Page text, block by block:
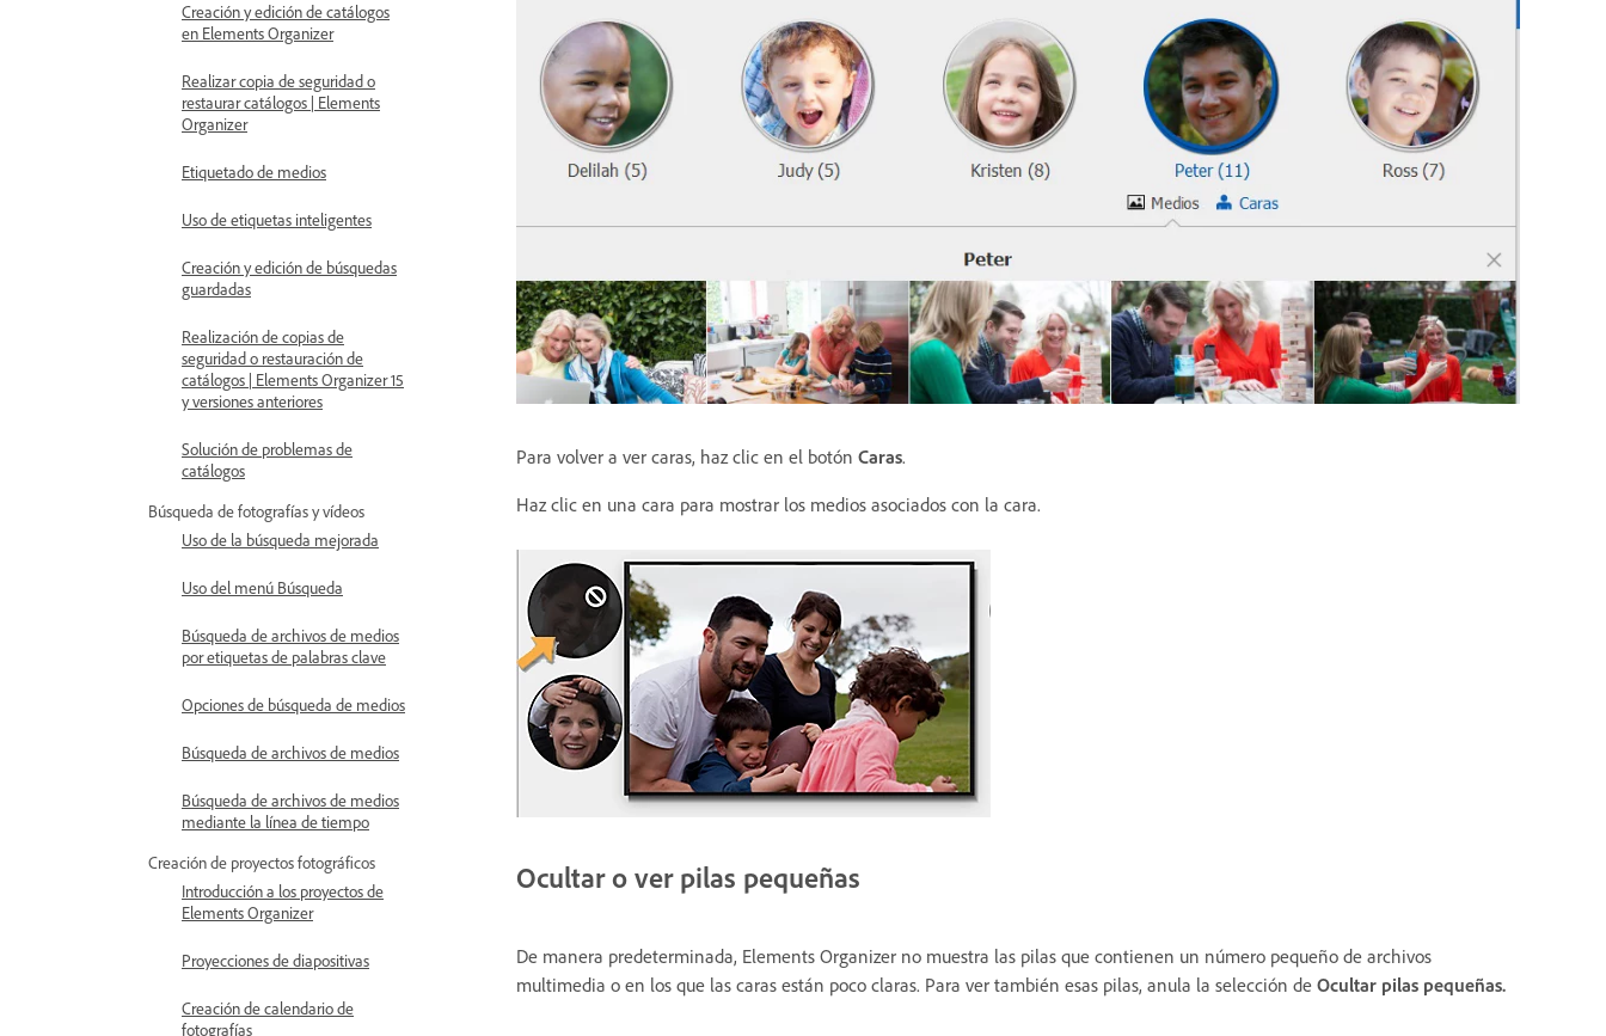
Creación y edición de catálogos
en Elements Organizer
Realizar copia de seguridad o
restaurar catálogos | Elements
Organizer
Etiquetado de medios
Uso de etiquetas inteligentes
Creación y edición de búsquedas
guardadas
Realización de copias de
seguridad o restauración de
catálogos | Elements Organizer 15
y versiones anteriores
Solución de problemas de
catálogos
Búsqueda de fotografías y vídeos
Uso de la búsqueda mejorada
Uso del menú Búsqueda
Búsqueda de archivos de medios
por etiquetas de palabras clave
Opciones de búsqueda de medios
Búsqueda de archivos de medios
Búsqueda de archivos de medios
mediante la línea de tiempo
Creación de proyectos fotográficos
Introducción a los proyectos de
Elements Organizer
Proyecciones de diapositivas
Creación de calendario de
fotografías
Para volver a ver caras, haz clic en el botón Caras.
Haz clic en una cara para mostrar los medios asociados con la cara.
Ocultar o ver pilas pequeñas
De manera predeterminada, Elements Organizer no muestra las pilas que contienen un número pequeño de archivos
multimedia o en los que las caras están poco claras. Para ver también esas pilas, anula la selección de Ocultar pilas pequeñas.